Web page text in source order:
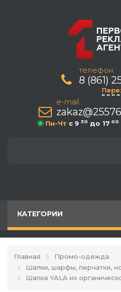
телефон:
8 (861)
e-mail
Пн-Чт c 9 30 до 17 00
КАТЕГОРИИ
Главная
Промо-одежда
Шапки, шарфы, перчатки,
Шапка YALA из